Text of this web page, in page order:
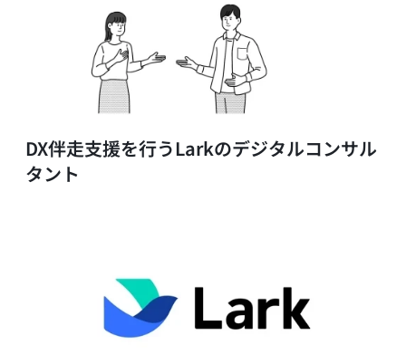
DX伴走支援を行うLarkのデジタルコンサル
タント